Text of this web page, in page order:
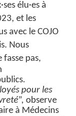
élu·es à
et les
avec le COJO
Nous
fasse pas,
pour les
”, observe
à Médecins